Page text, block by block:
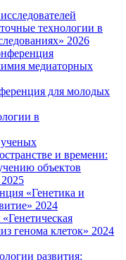
технологии в
2026
медиаторных
для молодых
в
и времени:
объектов
«Генетика и
2024
генома клеток» 2024
развития: